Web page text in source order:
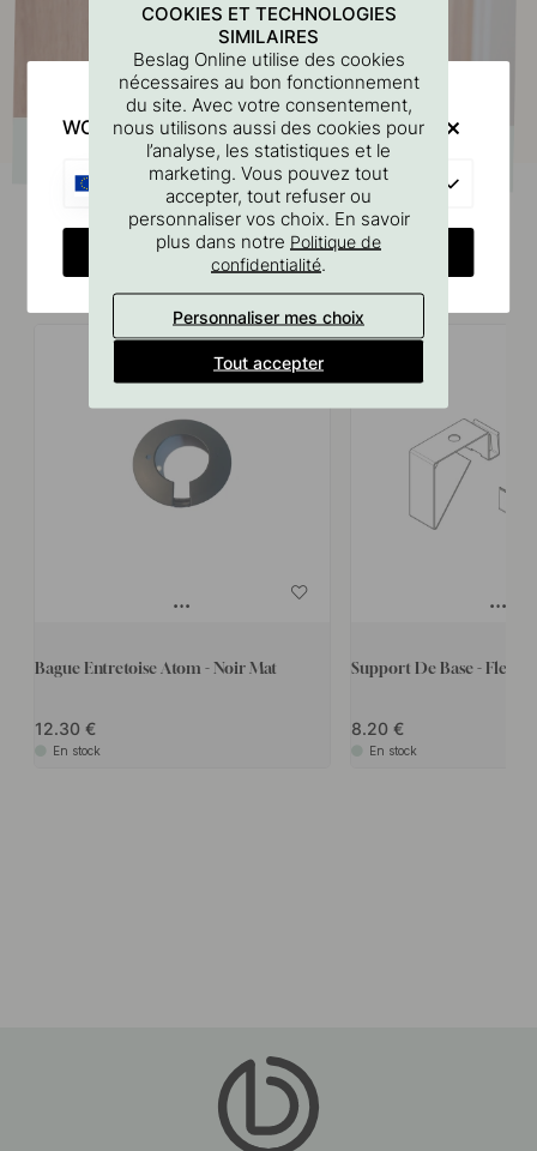
Bague Entretoise Atom - Noir Mat
12.30
En stock
Support De Base - Flexy
8.20
En stock
COOKIES ET TECHNOLOGIES
SIMILAIRES
Beslag Online utilise des cookies
nécessaires au bon fonctionnement
du site. Avec votre consentement,
nous utilisons aussi des cookies pour
l’analyse, les statistiques et le
marketing. Vous pouvez tout
accepter, tout refuser ou
personnaliser vos choix. En savoir
plus dans notre Politique de
confidentialité.
Personnaliser mes choix
Tout accepter
WOULD YOU RATHER VISIT?
CHANGE COUNTRY